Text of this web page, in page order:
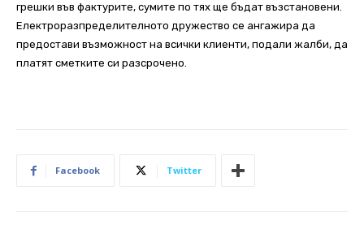
грешки във фактурите, сумите по тях ще бъдат възстановени.
Електроразпределителното дружество се ангажира да
предостави възможност на всички клиенти, подали жалби, да
платят сметките си разсрочено.
Facebook Twitter